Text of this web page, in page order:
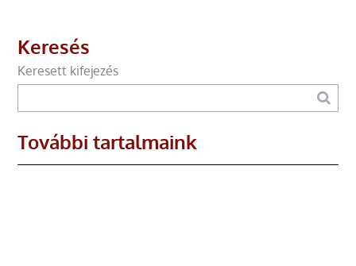
Keresés
Keresett kifejezés
További tartalmaink